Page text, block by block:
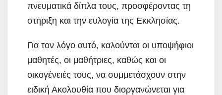
πνευματικά δίπλα τους, προσφέροντας τη
στήριξη και την ευλογία της Εκκλησίας.
Για τον λόγο αυτό, καλούνται οι υποψήφιοι
μαθητές, οι μαθήτριες, καθώς και οι
οικογένειές τους, να συμμετάσχουν στην
ειδική Ακολουθία που διοργανώνεται για